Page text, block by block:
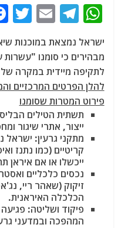
W
h
at
s
A
p
p
T
e
g
ra
m
E
ai
l
T
ישראל נמצאת במוכנות
מבהירים כי סומנו
לתקיפה מיידית במקרה של
להלן הפרטים המרכזיים
פירוט המטרות שסומנו
תשתית הטילים
ייצור, אתרי שיגור
מתקני גרעין:
קריטיים (כמו נתנז
ייכשלו או אם איראן
נכסים כלכליים
זיקוק (שאהר ריי,
הכלכלה האיראנית.
פיקוד ושליטה:
המהפכה ובמדעני